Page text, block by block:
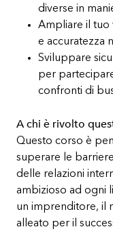
diverse in
Ampliare il tuo
e accuratezza
Sviluppare
per
confronti di
A chi è rivolto
Questo corso è
superare le
delle relazioni
ambizioso ad ogni
un imprenditore, il
alleato per il